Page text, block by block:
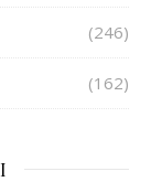
(246)
(162)